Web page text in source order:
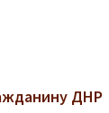
ДНР